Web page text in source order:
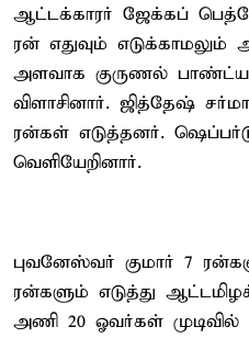
ஆட்டக்காரர் ஜேக்கப்
ரன் எதுவும்
அளவாக குருணல்
விளாசினார். ஜித்தேஷ்
ரன்கள் எடுத்தனர்.
வெளியேறினார்.
புவனேஸ்வர் குமார் 7
ரன்களும் எடுத்து
அணி 20 ஓவர்கள் முடிவில்